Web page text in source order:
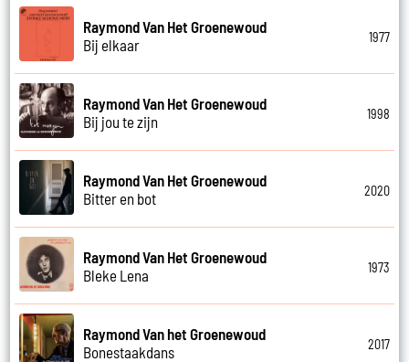
Raymond Van Het Groenewoud
Bij elkaar
1977
Raymond Van Het Groenewoud
Bij jou te zijn
1998
Raymond Van Het Groenewoud
Bitter en bot
2020
Raymond Van Het Groenewoud
Bleke Lena
1973
Raymond Van het Groenewoud
Bonestaakdans
2017